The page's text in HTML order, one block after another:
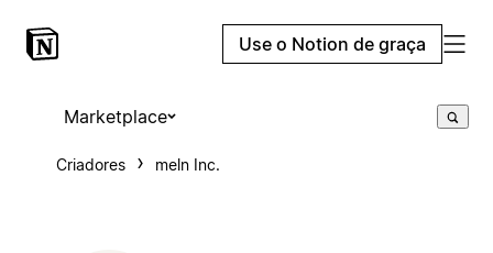
Use o Notion de graça
Marketplace
Criadores meln Inc.